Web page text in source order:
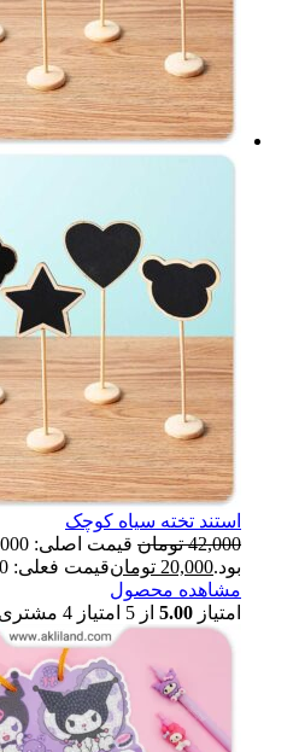
استند تخته سیاه کوچک
42,000 تومان
بود.20,000 تومانقیمت فعلی: 20,000 تومان.
مشاهده محصول
امتیاز 5.00 از 5 امتیاز 4 مشتری